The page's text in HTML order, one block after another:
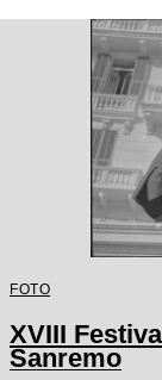
FOTO
XVIII
Sanremo